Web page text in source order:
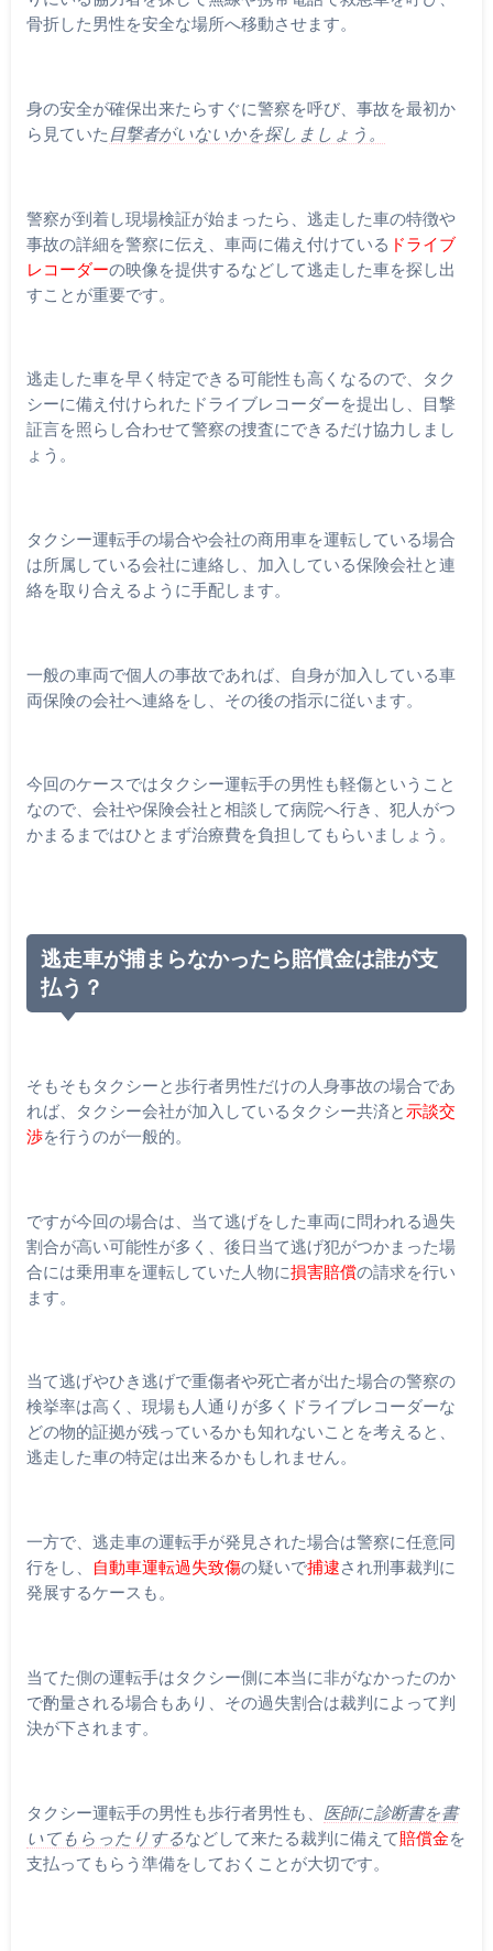
骨折した男性を安全な場所へ移動させます。
身の安全が確保出来たらすぐに警察を呼び、事故を最初か
ら見ていた 目撃者がいないかを探しましょう。
警察が到着し現場検証が始まったら、逃走した車の特徴や
事故の詳細を警察に伝え、車両に備え付けている ドライブ
レコーダーの映像を提供するなどして逃走した車を探し出
すことが重要です。
逃走した車を早く特定できる可能性も高くなるので、タク
シーに備え付けられたドライブレコーダーを提出し、目撃
証言を照らし合わせて警察の捜査にできるだけ協力しまし
ょう。
タクシー運転手の場合や会社の商用車を運転している場合
は所属している会社に連絡し、加入している保険会社と連
絡を取り合えるように手配します。
一般の車両で個人の事故であれば、自身が加入している車
両保険の会社へ連絡をし、その後の指示に従います。
今回のケースではタクシー運転手の男性も軽傷ということ
なので、会社や保険会社と相談して病院へ行き、犯人がつ
かまるまではひとまず治療費を負担してもらいましょう。
逃走車が捕まらなかったら賠償金は誰が支
払う？
そもそもタクシーと歩行者男性だけの人身事故の場合であ
れば、タクシー会社が加入しているタクシー共済と 示談交
渉を行うのが一般的。
ですが今回の場合は、当て逃げをした車両に問われる過失
割合が高い可能性が多く、後日当て逃げ犯がつかまった場
合には乗用車を運転していた人物に損害賠償の請求を行い
ます。
当て逃げやひき逃げで重傷者や死亡者が出た場合の警察の
検挙率は高く、現場も人通りが多くドライブレコーダーな
どの物的証拠が残っているかも知れないことを考えると、
逃走した車の特定は出来るかもしれません。
一方で、逃走車の運転手が発見された場合は警察に任意同
行をし、
自動車運転過失致傷の疑いで捕逮され刑事裁判に
発展するケースも。
当てた側の運転手はタクシー側に本当に非がなかったのか
で酌量される場合もあり、その過失割合は裁判によって判
決が下されます。
タクシー運転手の男性も歩行者男性も、 医師に診断書を書
いてもらったりするなどして来たる裁判に備えて賠償金を
支払ってもらう準備をしておくことが大切です。